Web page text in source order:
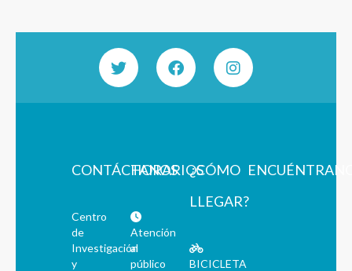
CONTÁCTANOS
Centro
de
Investigación
y
HORARIOS
Atención
al
público
¿CÓMO
LLEGAR?
BICICLETA